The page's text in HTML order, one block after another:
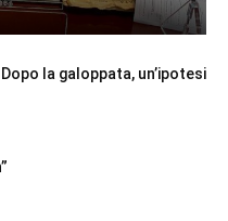
la galoppata, un’ipotesi